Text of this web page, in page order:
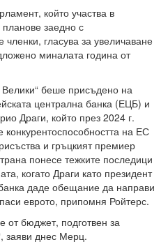
който участва в
заедно с
членки, гласува за увеличаване
миналата година от
Велики“ беше присъдено на
централна банка (ЕЦБ) и
Драги, който през 2024 г.
на ЕС
и гръцкият премиер
понесе тежките последици
когато Драги като президент
даде обещание да направи
еврото, припомня Ройтерс.
от бюджет, подготвен за
заяви днес Мерц.